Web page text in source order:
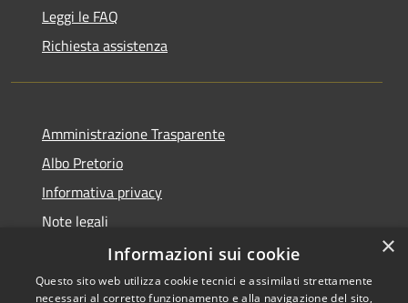
Leggi le FAQ
Richiesta assistenza
Amministrazione Trasparente
Albo Pretorio
Informativa privacy
Note legali
Dichiarazione di accessibilità
×
Informazioni sui cookie
Questo sito web utilizza cookie tecnici e assimilati strettamente
necessari al corretto funzionamento e alla navigazione del sito,